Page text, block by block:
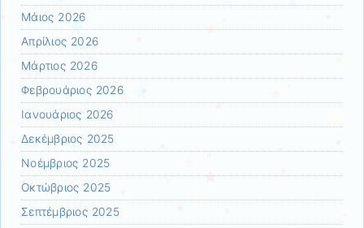
Μάιος 2026
Απρίλιος 2026
Μάρτιος 2026
Φεβρουάριος 2026
Ιανουάριος 2026
Δεκέμβριος 2025
Νοέμβριος 2025
Οκτώβριος 2025
Σεπτέμβριος 2025